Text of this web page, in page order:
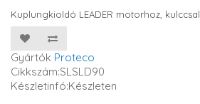
Kuplungkioldó LEADER motorhoz, kulccsal.
Gyártók Proteco
Cikkszám:SLSLD90
Készletinfó:Készleten